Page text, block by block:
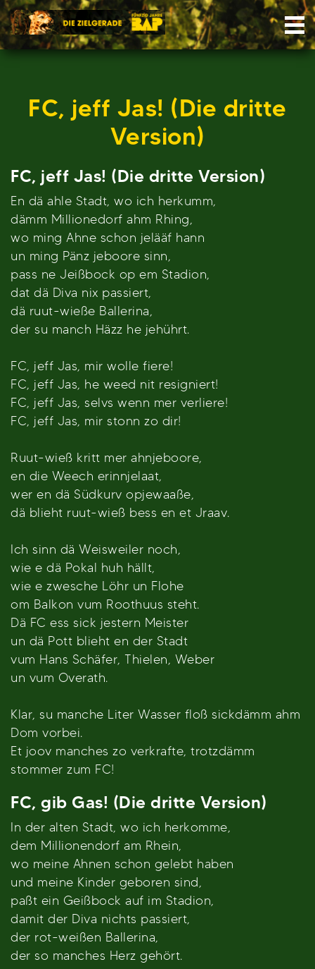
Skip
to
content
FC, jeff Jas! (Die dritte
Version)
FC, jeff Jas! (Die dritte Version)
En dä ahle Stadt, wo ich herkumm,
dämm Millionedorf ahm Rhing,
wo ming Ahne schon jelääf hann
un ming Pänz jeboore sinn,
pass ne Jeißbock op em Stadion,
dat dä Diva nix passiert,
dä ruut-wieße Ballerina,
der su manch Häzz he jehührt.
FC, jeff Jas, mir wolle fiere!
FC, jeff Jas, he weed nit resigniert!
FC, jeff Jas, selvs wenn mer verliere!
FC, jeff Jas, mir stonn zo dir!
Ruut-wieß kritt mer ahnjeboore,
en die Weech erinnjelaat,
wer en dä Südkurv opjewaaße,
dä blieht ruut-wieß bess en et Jraav.
Ich sinn dä Weisweiler noch,
wie e dä Pokal huh hällt,
wie e zwesche Löhr un Flohe
om Balkon vum Roothuus steht.
Dä FC ess sick jestern Meister
un dä Pott blieht en der Stadt
vum Hans Schäfer, Thielen, Weber
un vum Overath.
Klar, su manche Liter Wasser floß sickdämm ahm
Dom vorbei.
Et joov manches zo verkrafte, trotzdämm
stommer zum FC!
FC, gib Gas! (Die dritte Version)
In der alten Stadt, wo ich herkomme,
dem Millionendorf am Rhein,
wo meine Ahnen schon gelebt haben
und meine Kinder geboren sind,
paßt ein Geißbock auf im Stadion,
damit der Diva nichts passiert,
der rot-weißen Ballerina,
der so manches Herz gehört.